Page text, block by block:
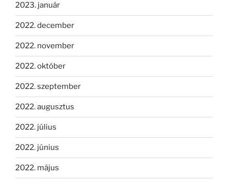
2023. január
2022. december
2022. november
2022. október
2022. szeptember
2022. augusztus
2022. július
2022. június
2022. május